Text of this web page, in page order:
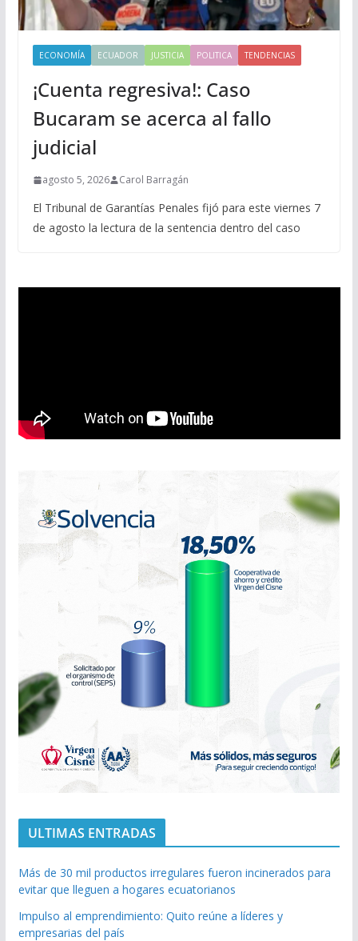
ECONOMÍA ECUADOR JUSTICIA POLITICA TENDENCIAS
¡Cuenta regresiva!: Caso
Bucaram se acerca al fallo
judicial
agosto 5, 2026 Carol Barragán
El Tribunal de Garantías Penales fijó para este viernes 7
de agosto la lectura de la sentencia dentro del caso
ULTIMAS ENTRADAS
Más de 30 mil productos irregulares fueron incinerados para
evitar que lleguen a hogares ecuatorianos
Impulso al emprendimiento: Quito reúne a líderes y
empresarias del país